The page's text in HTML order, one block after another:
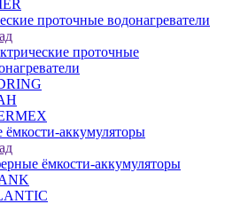
проточные водонагреватели
проточные
аккумуляторы
ёмкости-аккумуляторы